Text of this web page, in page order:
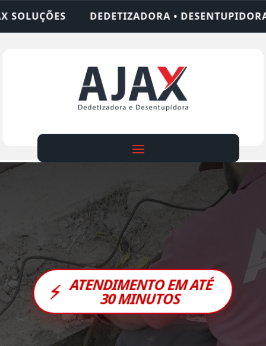
• DESENTUPIDORA • LIMPEZA DE FOSSA •
⚡ ATENDIMENTO EM ATÉ
30 MINUTOS